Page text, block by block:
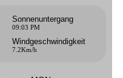
Sonnenuntergang
09:03 PM
Windgeschwindigkeit
7.2Km/h